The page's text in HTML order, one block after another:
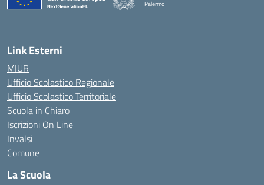
Palermo
Link Esterni
MIUR
Ufficio Scolastico Regionale
Ufficio Scolastico Territoriale
Scuola in Chiaro
Iscrizioni On Line
Invalsi
Comune
La Scuola